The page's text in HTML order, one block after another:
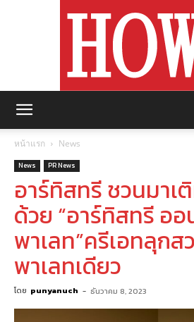
หน้าแรก News
News PR News
อาร์ทิสทรี ชวนมาเ
ด้วย “อาร์ทิสทรี ออ
พาเลท”ครีเอทลุก
พาเลทเดียว
โดย punyanuch - ธันวาคม 8, 2023